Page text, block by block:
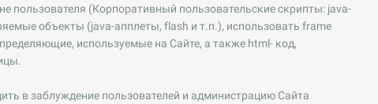
пользователя (Корпоративный пользовательские скрипты: java-
объекты (java-апплеты, flash и т.п.), использовать frame
используемые на Сайте, а также html- код,
в заблуждение пользователей и администрацию Сайта